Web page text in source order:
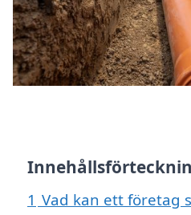
1 Vad kan ett företag